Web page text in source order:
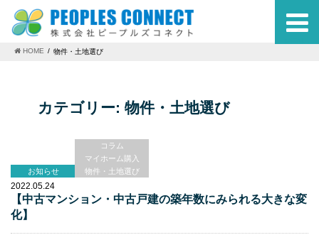
MENU
HOME 物件・土地選び
カテゴリー: 物件・土地選び
お知らせ
コラム
マイホーム購入
物件・土地選び
2022.05.24
【中古マンション・中古戸建の築年数にみられる大きな変
化】